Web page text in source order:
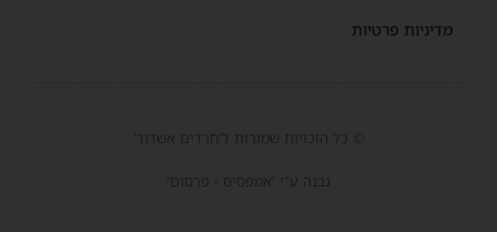
מדיניות פרטיות
© כל הזכויות שמורות ל'חרדים אשדוד'
נבנה ע"י 'אמפסיס - פרסום'